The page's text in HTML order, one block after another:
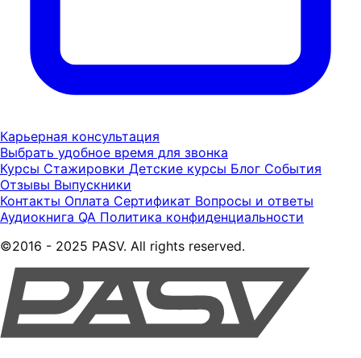
Карьерная консультация
Выбрать удобное время для звонка
Курсы Стажировки Детские курсы Блог События
Отзывы Выпускники
Контакты Оплата Сертификат Вопросы и ответы
Аудиокнига QA Политика конфиденциальности
©2016 - 2025 PASV. All rights reserved.